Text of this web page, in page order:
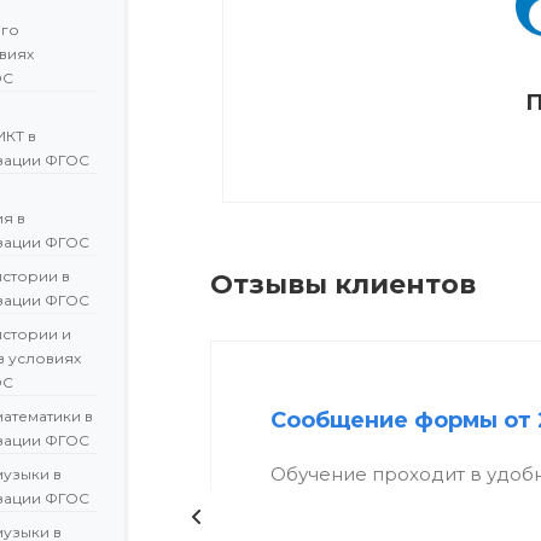
в
ФГОС
в
ФГОС
в
ФГОС
и
условиях
в
ФГОС
в
ФГОС
в
Отзывы клиентов
Сообщение формы от
Обучение проходит в